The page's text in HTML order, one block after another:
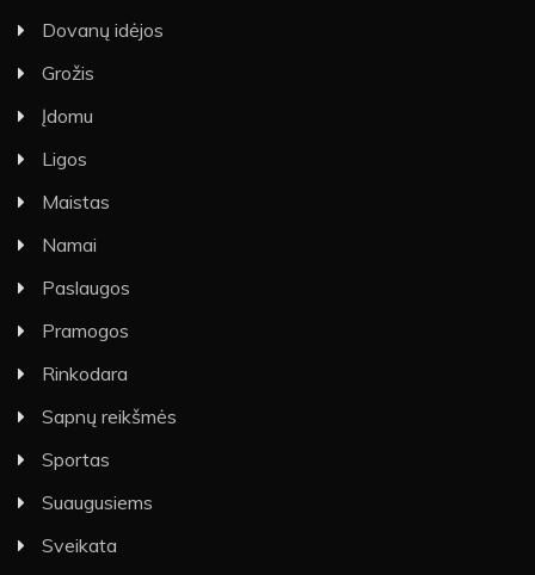
Dovanų idėjos
Grožis
Įdomu
Ligos
Maistas
Namai
Paslaugos
Pramogos
Rinkodara
Sapnų reikšmės
Sportas
Suaugusiems
Sveikata